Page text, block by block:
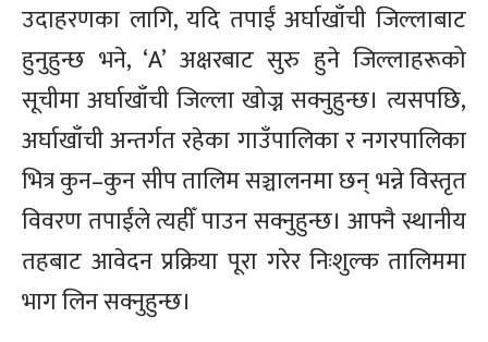
उदाहरणका लागि, यदि तपाईं अर्घाखाँची जिल्लाबाट
हुनुहुन्छ भने, ‘A’ अक्षरबाट सुरु हुने जिल्लाहरूको
सूचीमा अर्घाखाँची जिल्ला खोज्न सक्नुहुन्छ। त्यसपछि,
अर्घाखाँची अन्तर्गत रहेका गाउँपालिका र नगरपालिका
भित्र कुन–कुन सीप तालिम सञ्चालनमा छन् भन्ने विस्तृत
विवरण तपाईंले त्यहीँ पाउन सक्नुहुन्छ। आफ्नै स्थानीय
तहबाट आवेदन प्रक्रिया पूरा गरेर निःशुल्क तालिममा
भाग लिन सक्नुहुन्छ।